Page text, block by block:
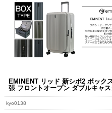
EMINENT リッド 新シボ2 ボック
張 フロントオープン ダブルキャ
kyo0138